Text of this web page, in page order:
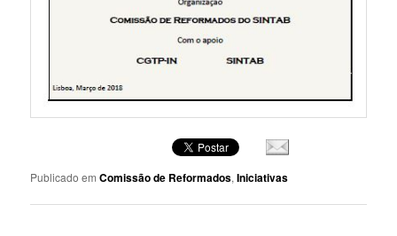
Publicado em Comissão de Reformados,Iniciativas